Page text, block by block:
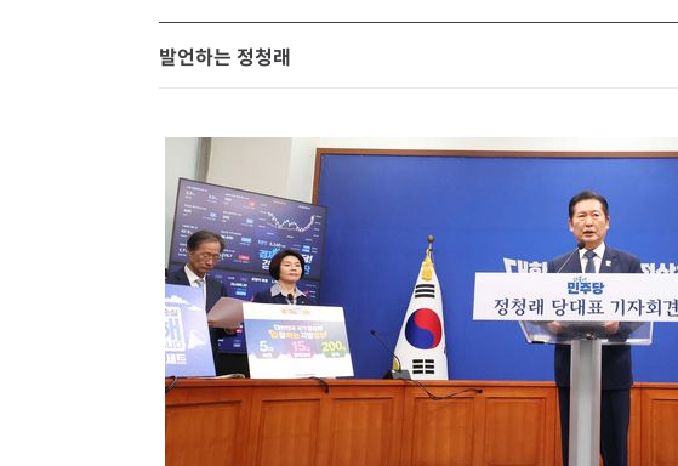
발언하는 정청래